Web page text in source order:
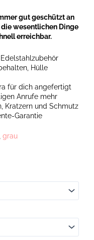
gut geschützt an
wesentlichen Dinge
erreichbar.
Hülle
für dich angefertigt
Anrufe mehr
Kratzern und Schmutz
Garantie
grau